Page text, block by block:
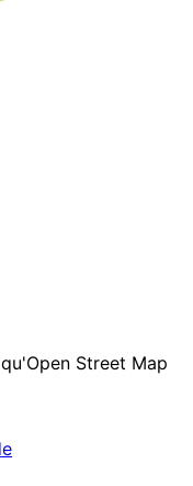
Street Map